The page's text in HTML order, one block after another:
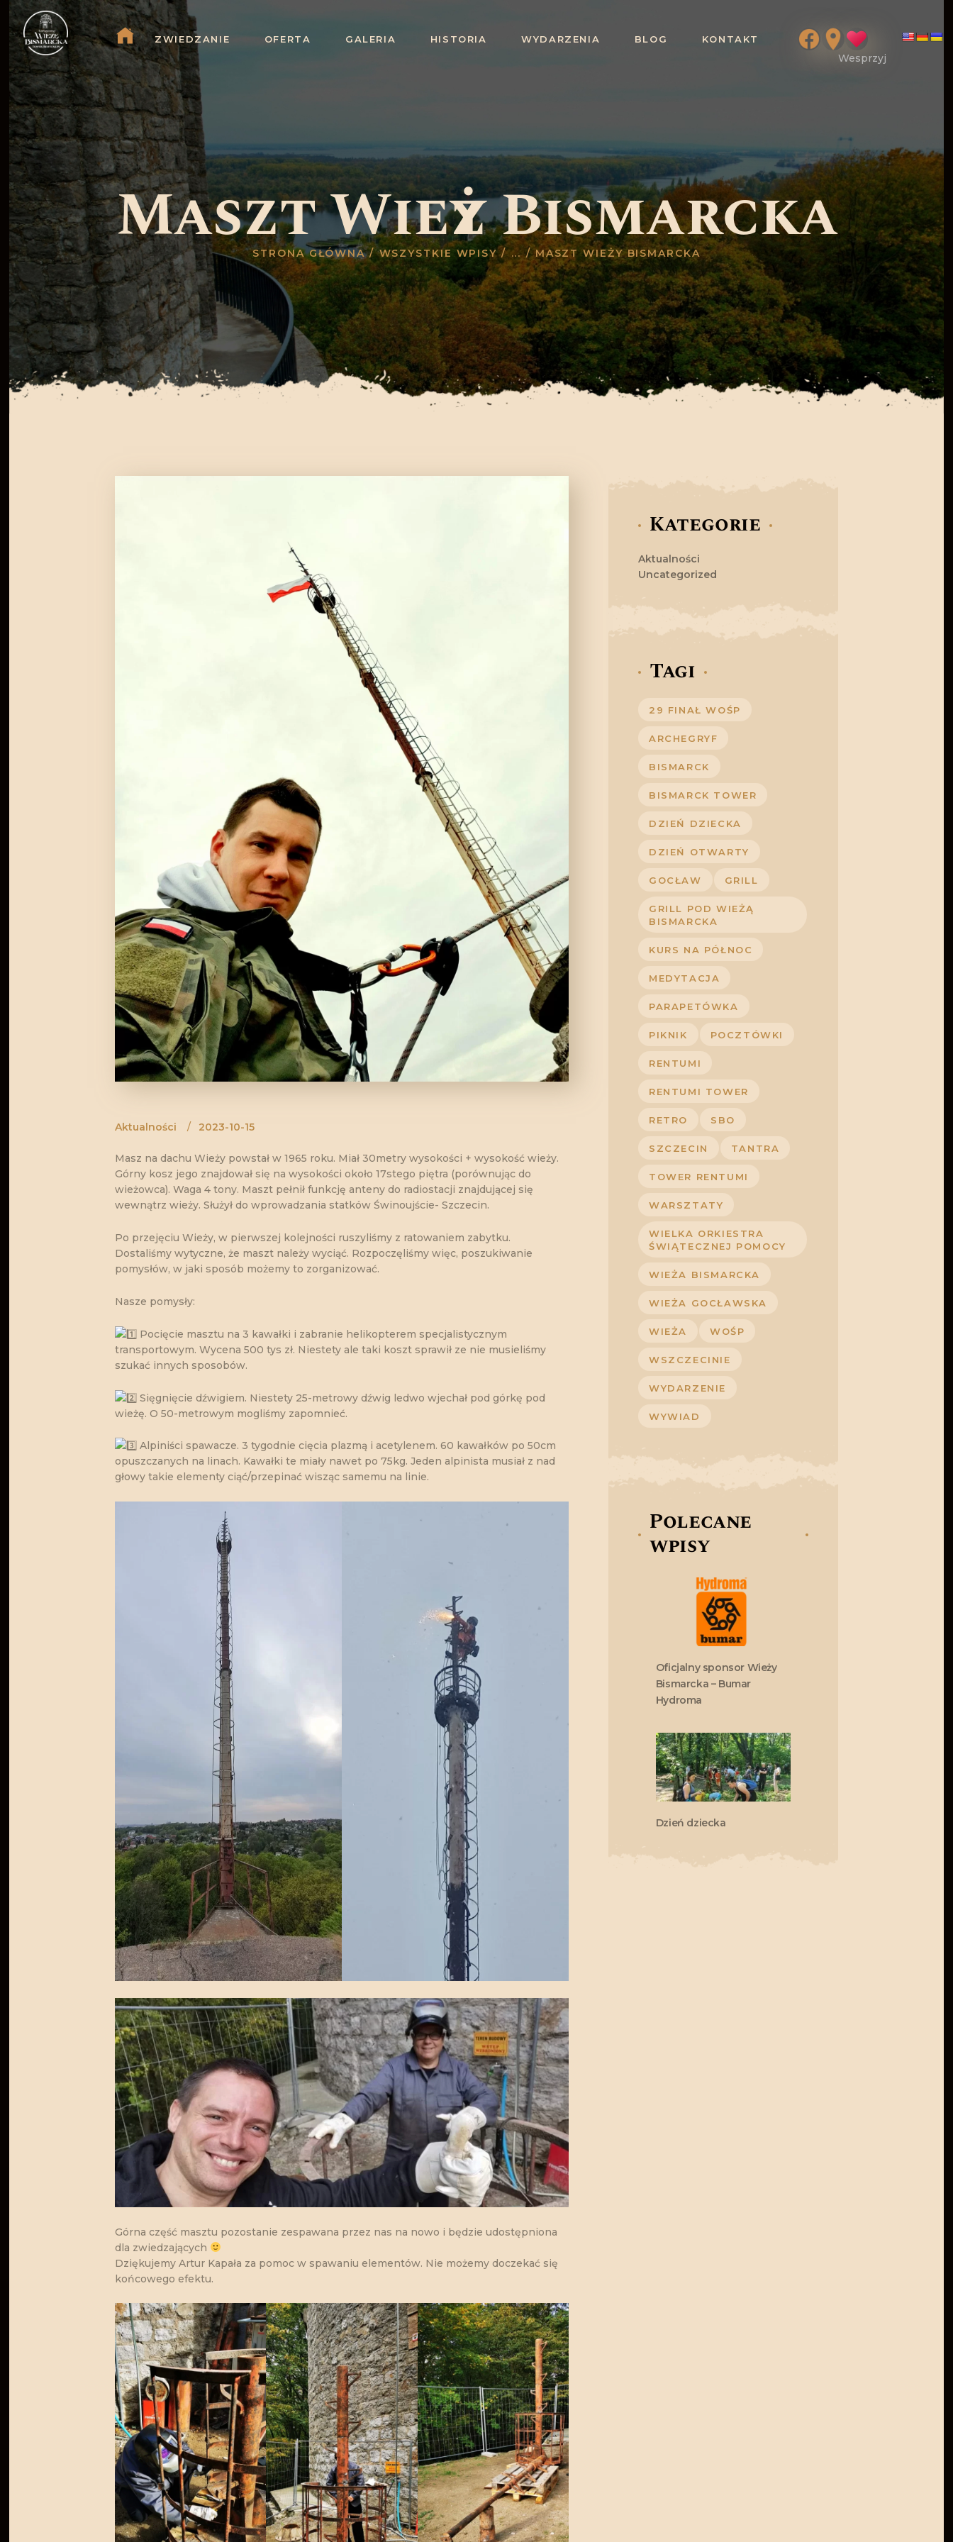
ZWIEDZANIE OFERTA GALERIA HISTORIA WYDARZENIA BLOG KONTAKT
Maszt Wieży Bismarcka
STRONA GŁÓWNA WSZYSTKIE WPISY ... MASZT WIEŻY BISMARCKA
GŁÓWNA
GALERIA
HISTORIA
WYDARZENIA
BLOG
KONTAKT
Aktualności 2023-10-15
Masz na dachu Wieży powstał w 1965 roku. Miał 30metry wysokości + wysokość wieży.
Górny kosz jego znajdował się na wysokości około 17stego piętra (porównując do
wieżowca). Waga 4 tony. Maszt pełnił funkcję anteny do radiostacji znajdującej się
wewnątrz wieży. Służył do wprowadzania statków Świnoujście- Szczecin.
Po przejęciu Wieży, w pierwszej kolejności ruszyliśmy z ratowaniem zabytku.
Dostaliśmy wytyczne, że maszt należy wyciąć. Rozpoczęliśmy więc, poszukiwanie
pomysłów, w jaki sposób możemy to zorganizować.
Nasze pomysły:
Pocięcie masztu na 3 kawałki i zabranie helikopterem specjalistycznym
transportowym. Wycena 500 tys zł. Niestety ale taki koszt sprawił ze nie musieliśmy
szukać innych sposobów.
Sięgnięcie dźwigiem. Niestety 25-metrowy dźwig ledwo wjechał pod górkę pod
wieżę. O 50-metrowym mogliśmy zapomnieć.
Alpiniści spawacze. 3 tygodnie cięcia plazmą i acetylenem. 60 kawałków po 50cm
opuszczanych na linach. Kawałki te miały nawet po 75kg. Jeden alpinista musiał z nad
głowy takie elementy ciąć/przepinać wisząc samemu na linie.
Górna część masztu pozostanie zespawana przez nas na nowo i będzie udostępniona
dla zwiedzających
Dziękujemy Artur Kapała za pomoc w spawaniu elementów. Nie możemy doczekać się
końcowego efektu.
Kategorie
Aktualności
Uncategorized
Tagi
29 FINAŁ WOŚP
ARCHEGRYF
BISMARCK
BISMARCK TOWER
DZIEŃ DZIECKA
DZIEŃ OTWARTY
GOCŁAW GRILL
GRILL POD WIEŻĄ
BISMARCKA
KURS NA PÓŁNOC
MEDYTACJA
PARAPETÓWKA
PIKNIK POCZTÓWKI
RENTUMI
RENTUMI TOWER
RETRO SBO
SZCZECIN TANTRA
TOWER RENTUMI
WARSZTATY
WIELKA ORKIESTRA
ŚWIĄTECZNEJ POMOCY
WIEŻA BISMARCKA
WIEŻA GOCŁAWSKA
WIEŻA WOŚP
WSZCZECINIE
WYDARZENIE
WYWIAD
Polecane
wpisy
Oficjalny sponsor Wieży
Bismarcka – Bumar
Hydroma
Dzień dziecka